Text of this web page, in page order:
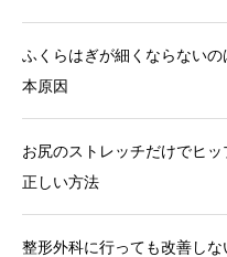
ふくらはぎが細くならない
本原因
お尻のストレッチだけでヒ
正しい方法
整形外科に行っても改善し